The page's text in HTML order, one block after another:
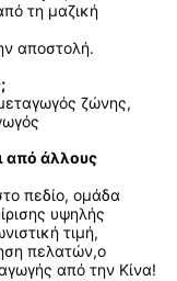
τη μαζική
αποστολή.
ζώνης,
από άλλους
πεδίο, ομάδα
υψηλής
τιμή,
πελατών,ο
από την Κίνα!